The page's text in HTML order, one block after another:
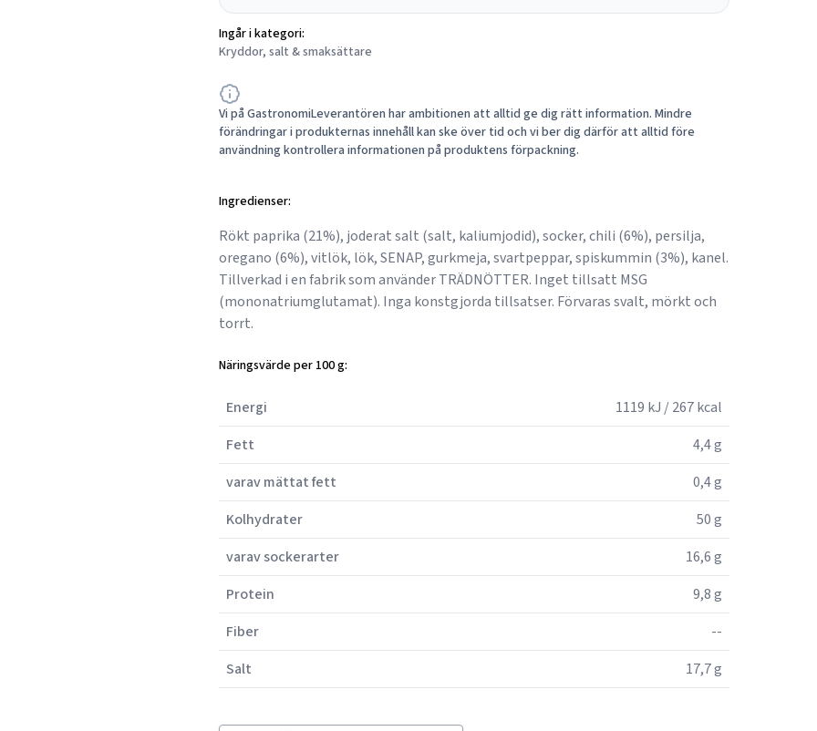
Ingår i kategori:
Kryddor, salt & smaksättare
Vi på GastronomiLeverantören har ambitionen att alltid ge dig rätt information. Mindre
förändringar i produkternas innehåll kan ske över tid och vi ber dig därför att alltid före
användning kontrollera informationen på produktens förpackning.
Ingredienser:
Rökt paprika (21%), joderat salt (salt, kaliumjodid), socker, chili (6%), persilja,
oregano (6%), vitlök, lök, SENAP, gurkmeja, svartpeppar, spiskummin (3%), kanel.
Tillverkad i en fabrik som använder TRÄDNÖTTER. Inget tillsatt MSG
(mononatriumglutamat). Inga konstgjorda tillsatser. Förvaras svalt, mörkt och
torrt.
Näringsvärde per 100 g:
Energi
1119 kJ / 267 kcal
Fett
4,4 g
varav mättat fett
0,4 g
Kolhydrater
50 g
varav sockerarter
16,6 g
Protein
9,8 g
Fiber
--
Salt
17,7 g